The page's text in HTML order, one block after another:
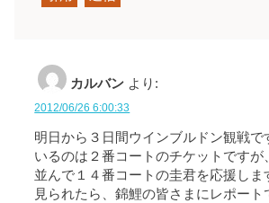
カルバン より:
2012/06/26 6:00:33
明日から３日間ウインブルドン観戦で
いるのは２番コートのチケットですが
並んで１４番コートの圭君を応援しま
見られたら、錦鯉の皆さまにレポート